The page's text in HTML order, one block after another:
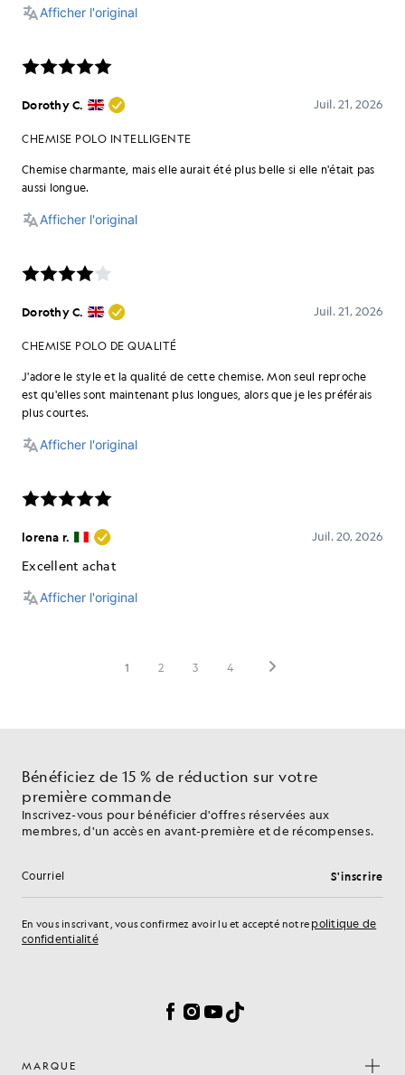
Bénéficiez de 15 % de réduction sur votre
première commande
Inscrivez-vous pour bénéficier d'offres réservées aux
membres, d'un accès en avant-première et de récompenses.
Adresse e-mail S'inscrire
En vous inscrivant, vous confirmez avoir lu et accepté notre politique de
confidentialité
Facebook
Instagram
YouTube
TikTok
MARQUE